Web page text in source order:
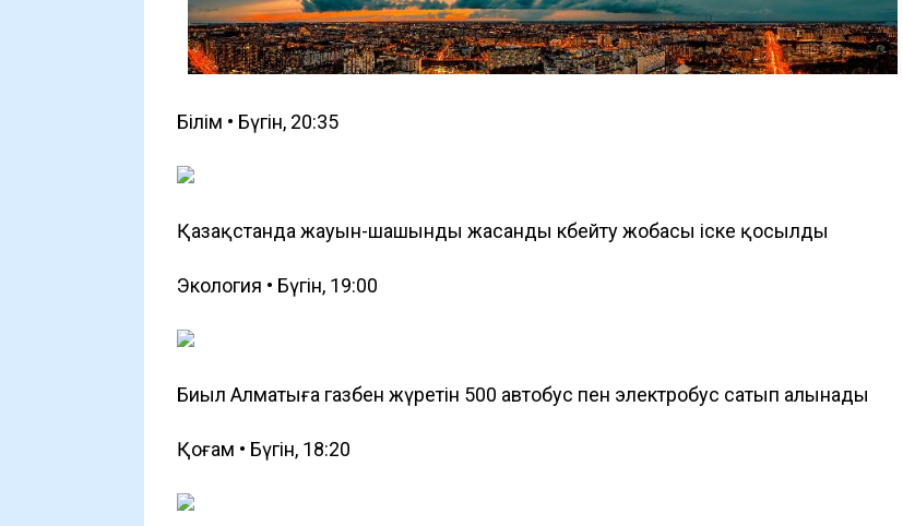
Білім • Бүгін, 20:35
Қазақстанда жауын-шашынды жасанды көбейту жобасы іске қосылды
Экология • Бүгін, 19:00
Биыл Алматыға газбен жүретін 500 автобус пен электробус сатып алынады
Қоғам • Бүгін, 18:20